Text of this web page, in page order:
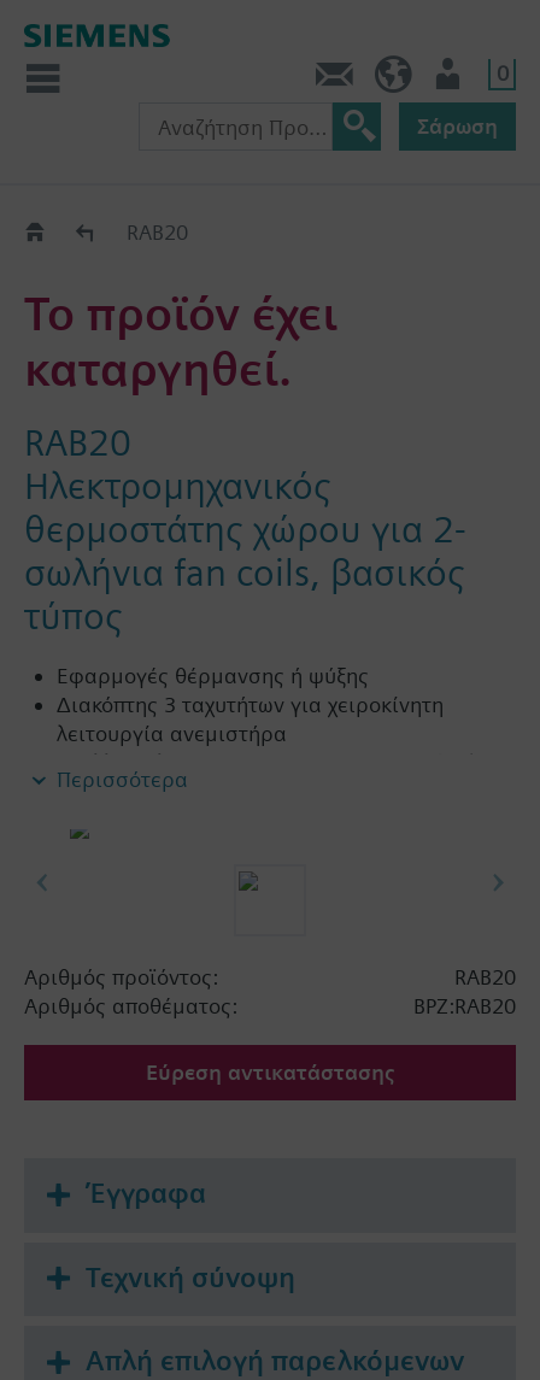
0
Σάρωση
Old2NewRAB20
Το προϊόν έχει
καταργηθεί.
RAB20
Ηλεκτρομηχανικός
θερμοστάτης χώρου για 2-
σωλήνια fan coils, βασικός
τύπος
Εφαρμογές θέρμανσης ή ψύξης
Διακόπτης 3 ταχυτήτων για χειροκίνητη
λειτουργία ανεμιστήρα
Εναλλαγή λειτουργίας, θέρμανση ή ψύξη (με
εξωτερικό θερμοστάτη νερού)
αυτόματη λειτουργία ανεμιστήρα
Περισσότερα
Αριθμός προϊόντος:
RAB20
Αριθμός αποθέματος:
BPZ:RAB20
Εύρεση αντικατάστασης
Έγγραφα
Τεχνική σύνοψη
Απλή επιλογή παρελκόμενων